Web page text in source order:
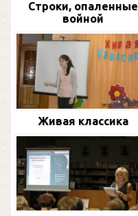
Строки, опаленные
войной
Живая классика